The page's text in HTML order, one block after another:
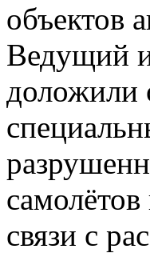
объектов
Ведущий
доложили
связи с